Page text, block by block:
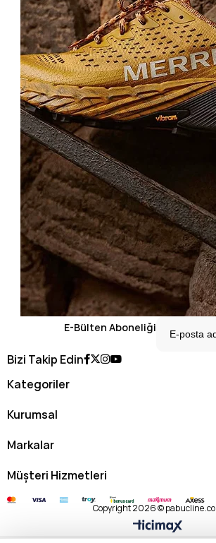
E-Bülten Aboneliği
Bizi Takip Edin
Kategoriler
Kurumsal
Markalar
Müşteri Hizmetleri
Copyright 2026 ©